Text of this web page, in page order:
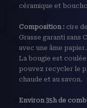
céramique et
Composition :cire
Grasse garanti sans
avec une âme papier.
La bougie est coulée
pouvez recycler le
chaude et au savon.
Environ 35h de